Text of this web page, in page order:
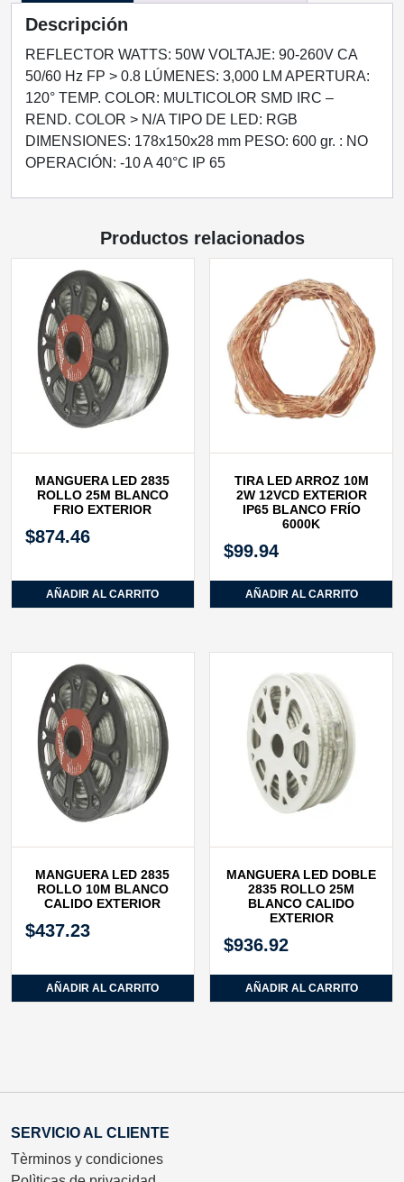
REMOTO
EXTERIOR
cantidad
Descripción
REFLECTOR WATTS: 50W VOLTAJE: 90-260V CA
50/60 Hz FP > 0.8 LÚMENES: 3,000 LM APERTURA:
120° TEMP. COLOR: MULTICOLOR SMD IRC –
REND. COLOR > N/A TIPO DE LED: RGB
DIMENSIONES: 178x150x28 mm PESO: 600 gr. : NO
OPERACIÓN: -10 A 40°C IP 65
Productos relacionados
MANGUERA LED 2835
ROLLO 25M BLANCO
FRIO EXTERIOR
$874.46
AÑADIR AL CARRITO
TIRA LED ARROZ 10M
2W 12VCD EXTERIOR
IP65 BLANCO FRÍO
6000K
$99.94
AÑADIR AL CARRITO
MANGUERA LED 2835
ROLLO 10M BLANCO
CALIDO EXTERIOR
$437.23
AÑADIR AL CARRITO
MANGUERA LED DOBLE
2835 ROLLO 25M
BLANCO CALIDO
EXTERIOR
$936.92
AÑADIR AL CARRITO
SERVICIO AL CLIENTE
Tèrminos y condiciones